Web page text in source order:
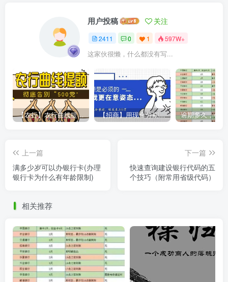
用户投稿 关注
2411 0 1 597W+
这家伙很懒，什么都没有写...
【农行】农行曲线提额，彻底告别“500党” 【招商】用现金分期提额，额度直上6万
上一篇
满多少岁可以办银行卡(办理
银行卡为什么有年龄限制)
下一篇
快速查询建设银行代码的五
个技巧（附常用省级代码）
相关推荐